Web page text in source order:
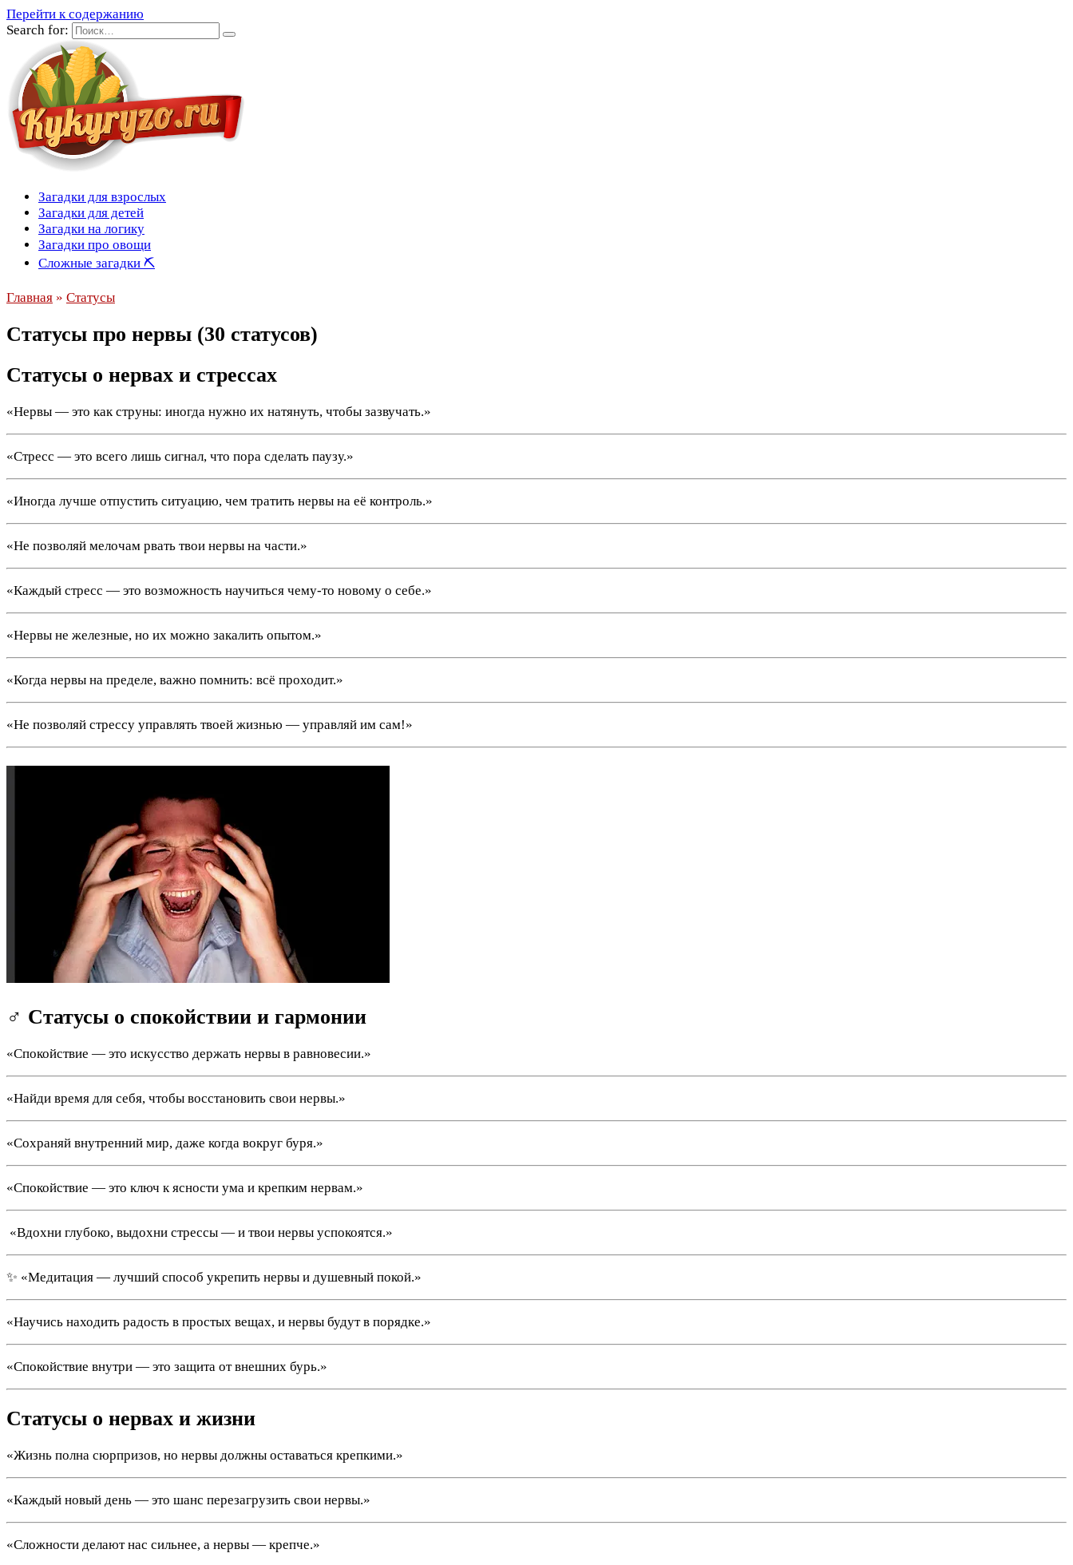
Перейти к содержанию
Search for:
Загадки для взрослых
Загадки для детей
Загадки на логику
Загадки про овощи
Сложные загадки ⛏
Главная » Статусы
Статусы про нервы (30 статусов)
Статусы о нервах и стрессах
«Нервы — это как струны: иногда нужно их натянуть, чтобы зазвучать.»
«Стресс — это всего лишь сигнал, что пора сделать паузу.»
«Иногда лучше отпустить ситуацию, чем тратить нервы на её контроль.»
«Не позволяй мелочам рвать твои нервы на части.»
«Каждый стресс — это возможность научиться чему-то новому о себе.»
«Нервы не железные, но их можно закалить опытом.»
«Когда нервы на пределе, важно помнить: всё проходит.»
«Не позволяй стрессу управлять твоей жизнью — управляй им сам!»
‍♂️ Статусы о спокойствии и гармонии
«Спокойствие — это искусство держать нервы в равновесии.»
«Найди время для себя, чтобы восстановить свои нервы.»
«Сохраняй внутренний мир, даже когда вокруг буря.»
«Спокойствие — это ключ к ясности ума и крепким нервам.»
️ «Вдохни глубоко, выдохни стрессы — и твои нервы успокоятся.»
✨ «Медитация — лучший способ укрепить нервы и душевный покой.»
«Научись находить радость в простых вещах, и нервы будут в порядке.»
«Спокойствие внутри — это защита от внешних бурь.»
Статусы о нервах и жизни
«Жизнь полна сюрпризов, но нервы должны оставаться крепкими.»
«Каждый новый день — это шанс перезагрузить свои нервы.»
«Сложности делают нас сильнее, а нервы — крепче.»